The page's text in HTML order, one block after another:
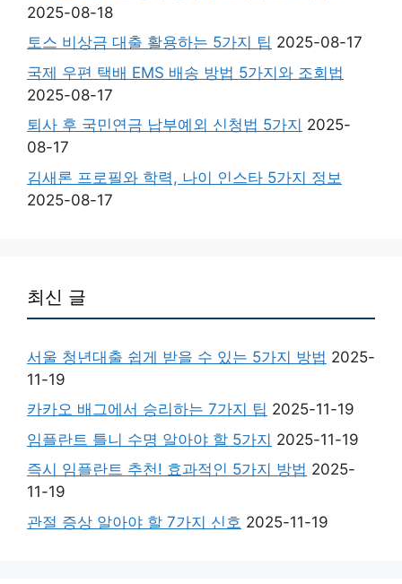
2025-08-18
토스 비상금 대출 활용하는 5가지 팁 2025-08-17
국제 우편 택배 EMS 배송 방법 5가지와 조회법
2025-08-17
퇴사 후 국민연금 납부예외 신청법 5가지 2025-
08-17
김새론 프로필와 학력, 나이 인스타 5가지 정보
2025-08-17
최신 글
서울 청년대출 쉽게 받을 수 있는 5가지 방법 2025-
11-19
카카오 배그에서 승리하는 7가지 팁 2025-11-19
임플란트 틀니 수명 알아야 할 5가지 2025-11-19
즉시 임플란트 추천! 효과적인 5가지 방법 2025-
11-19
관절 증상 알아야 할 7가지 신호 2025-11-19